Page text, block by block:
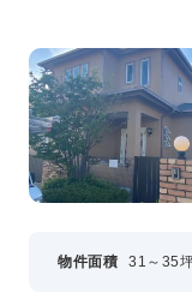
物件面積 31～35